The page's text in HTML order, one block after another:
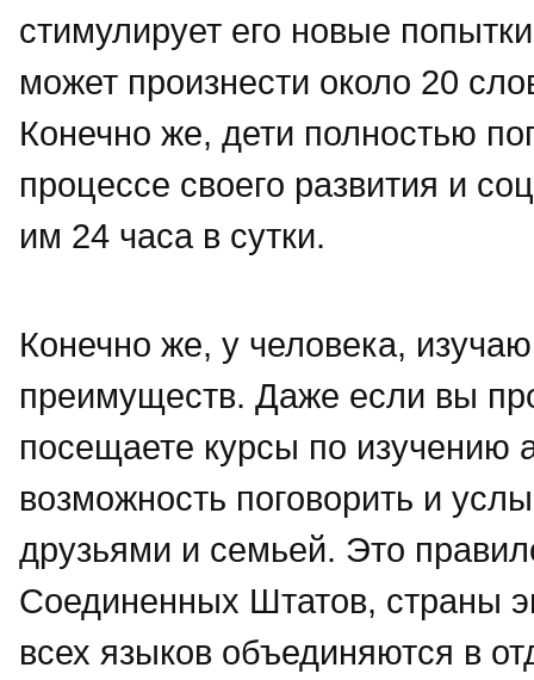
стимулирует его новые
может произнести около 20
Конечно же, дети полностью
процессе своего развития и
им 24 часа в сутки.
Конечно же, у человека,
преимуществ. Даже если вы
посещаете курсы по изучению
возможность поговорить и
друзьями и семьей. Это
Соединенных Штатов, страны
всех языков объединяются в